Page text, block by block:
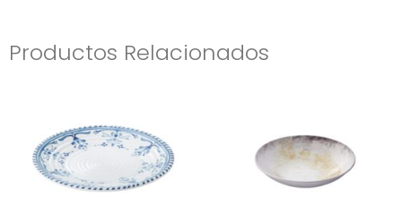
Productos Relacionados